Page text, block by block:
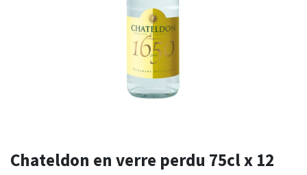
Chateldon en verre perdu 75cl x 12